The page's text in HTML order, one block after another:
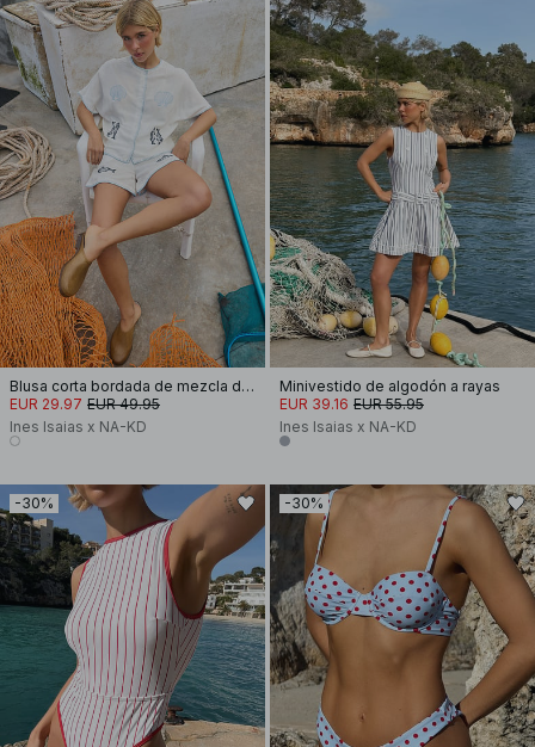
Blusa corta bordada de mezcla de lino
EUR 29.97 EUR 49.95
Ines Isaias x NA-KD
Minivestido de algodón a rayas
EUR 39.16 EUR 55.95
Ines Isaias x NA-KD
-30% -30%